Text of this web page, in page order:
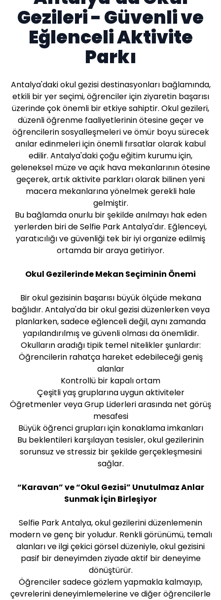
Gezileri - Güvenli ve
Eğlenceli Aktivite
Parkı
Antalya'daki okul gezisi destinasyonları bağlamında,
etkili bir yer seçimi, öğrenciler için ziyaretin başarısı
üzerinde çok önemli bir etkiye sahiptir. Okul gezileri,
düzenli öğrenme faaliyetlerinin ötesine geçer ve
öğrencilerin sosyalleşmeleri ve ömür boyu sürecek
anılar edinmeleri için önemli fırsatlar olarak kabul
edilir. Antalya'daki çoğu eğitim kurumu için,
geleneksel müze ve açık hava mekanlarının ötesine
geçerek, artık aktivite parkları olarak bilinen yeni
macera mekanlarına yönelmek gerekli hale
gelmiştir.
Bu bağlamda onurlu bir şekilde anılmayı hak eden
yerlerden biri de Selfie Park Antalya'dır. Eğlenceyi,
yaratıcılığı ve güvenliği tek bir iyi organize edilmiş
ortamda bir araya getiriyor.
Okul Gezilerinde Mekan Seçiminin Önemi
Bir okul gezisinin başarısı büyük ölçüde mekana
bağlıdır. Antalya'da bir okul gezisi düzenlerken veya
planlarken, sadece eğlenceli değil, aynı zamanda
yapılandırılmış ve güvenli olması da önemlidir.
Okulların aradığı tipik temel nitelikler şunlardır:
Öğrencilerin rahatça hareket edebileceği geniş
alanlar
Kontrollü bir kapalı ortam
Çeşitli yaş gruplarına uygun aktiviteler
Öğretmenler veya Grup Liderleri arasında net görüş
mesafesi
Büyük öğrenci grupları için konaklama imkanları
Bu beklentileri karşılayan tesisler, okul gezilerinin
sorunsuz ve stressiz bir şekilde gerçekleşmesini
sağlar.
“Karavan” ve “Okul Gezisi” Unutulmaz Anlar
Sunmak İçin Birleşiyor
Selfie Park Antalya, okul gezilerini düzenlemenin
modern ve genç bir yoludur. Renkli görünümü, temalı
alanları ve ilgi çekici görsel düzeniyle, okul gezisini
pasif bir deneyimden ziyade aktif bir deneyime
dönüştürür.
Öğrenciler sadece gözlem yapmakla kalmayıp,
çevrelerini deneyimlemelerine ve diğer öğrencilerle